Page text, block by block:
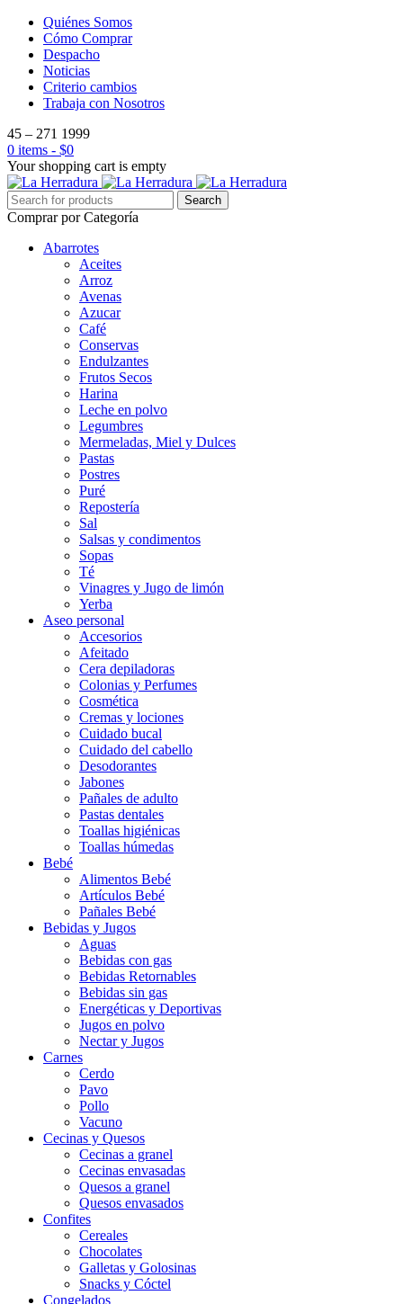
Quiénes Somos
Cómo Comprar
Despacho
Noticias
Criterio cambios
Trabaja con Nosotros
45 – 271 1999
0 items - $0
Your shopping cart is empty
Comprar por Categoría
Abarrotes
Aceites
Arroz
Avenas
Azucar
Café
Conservas
Endulzantes
Frutos Secos
Harina
Leche en polvo
Legumbres
Mermeladas, Miel y Dulces
Pastas
Postres
Puré
Repostería
Sal
Salsas y condimentos
Sopas
Té
Vinagres y Jugo de limón
Yerba
Aseo personal
Accesorios
Afeitado
Cera depiladoras
Colonias y Perfumes
Cosmética
Cremas y lociones
Cuidado bucal
Cuidado del cabello
Desodorantes
Jabones
Pañales de adulto
Pastas dentales
Toallas higiénicas
Toallas húmedas
Bebé
Alimentos Bebé
Artículos Bebé
Pañales Bebé
Bebidas y Jugos
Aguas
Bebidas con gas
Bebidas Retornables
Bebidas sin gas
Energéticas y Deportivas
Jugos en polvo
Nectar y Jugos
Carnes
Cerdo
Pavo
Pollo
Vacuno
Cecinas y Quesos
Cecinas a granel
Cecinas envasadas
Quesos a granel
Quesos envasados
Confites
Cereales
Chocolates
Galletas y Golosinas
Snacks y Cóctel
Congelados